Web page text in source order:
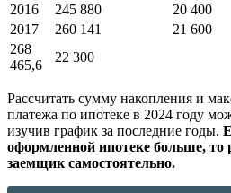
2016
245 880
20 400
2017
260 141
21 600
268
465,6
22 300
Рассчитать сумму накопления и
платежа по ипотеке в 2024 году
изучив график за последние годы.
оформленной ипотеке больше, то
заемщик самостоятельно.